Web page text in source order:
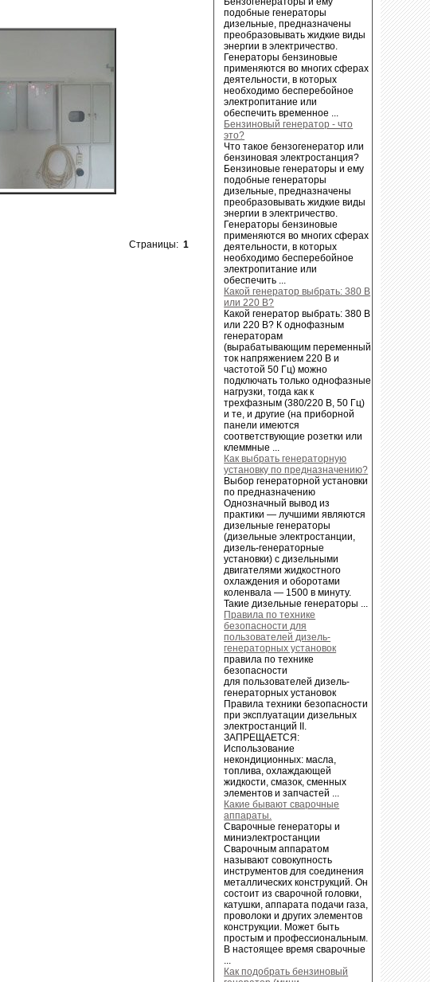
Страницы: 1
подобные генераторы
дизельные, предназначены
преобразовывать жидкие виды
энергии в электричество.
Генераторы бензиновые
применяются во многих сферах
деятельности, в которых
необходимо бесперебойное
электропитание или
обеспечить временное ...
Бензиновый генератор - что
это?
Что такое бензогенератор или
бензиновая электростанция?
Бензиновые генераторы и ему
подобные генераторы
дизельные, предназначены
преобразовывать жидкие виды
энергии в электричество.
Генераторы бензиновые
применяются во многих сферах
деятельности, в которых
необходимо бесперебойное
электропитание или
обеспечить ...
Какой генератор выбрать: 380 В
или 220 В?
Какой генератор выбрать: 380 В
или 220 В? К однофазным
генераторам
(вырабатывающим переменный
ток напряжением 220 В и
частотой 50 Гц) можно
подключать только однофазные
нагрузки, тогда как к
трехфазным (380/220 В, 50 Гц)
и те, и другие (на приборной
панели имеются
соответствующие розетки или
клеммные ...
Как выбрать генераторную
установку по предназначению?
Выбор генераторной установки
по предназначению
Однозначный вывод из
практики — лучшими являются
дизельные генераторы
(дизельные электростанции,
дизель-генераторные
установки) с дизельными
двигателями жидкостного
охлаждения и оборотами
коленвала — 1500 в минуту.
Такие дизельные генераторы ...
Правила по технике
безопасности для
пользователей дизель-
генераторных установок
правила по технике
безопасности
для пользователей дизель-
генераторных установок
Правила техники безопасности
при эксплуатации дизельных
электростанций II.
ЗАПРЕЩАЕТСЯ:
Использование
некондиционных: масла,
топлива, охлаждающей
жидкости, смазок, сменных
элементов и запчастей ...
Какие бывают сварочные
аппараты.
Сварочные генераторы и
миниэлектростанции
Сварочным аппаратом
называют совокупность
инструментов для соединения
металлических конструкций. Он
состоит из сварочной головки,
катушки, аппарата подачи газа,
проволоки и других элементов
конструкции. Может быть
простым и профессиональным.
В настоящее время сварочные
Как подобрать бензиновый